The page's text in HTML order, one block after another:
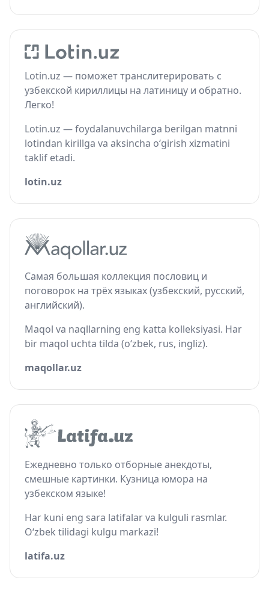
Lotin.uz — поможет транслитерировать с
узбекской кириллицы на латиницу и обратно.
Легко!
Lotin.uz — foydalanuvchilarga berilgan matnni
lotindan kirillga va aksincha o‘girish xizmatini
taklif etadi.
lotin.uz
Самая большая коллекция пословиц и
поговорок на трёх языках (узбекский, русский,
английский).
Maqol va naqllarning eng katta kolleksiyasi. Har
bir maqol uchta tilda (o‘zbek, rus, ingliz).
maqollar.uz
Ежедневно только отборные анекдоты,
смешные картинки. Кузница юмора на
узбекском языке!
Har kuni eng sara latifalar va kulguli rasmlar.
O‘zbek tilidagi kulgu markazi!
latifa.uz